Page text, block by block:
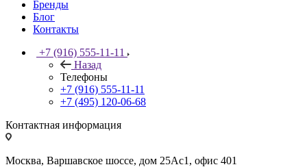
Бренды
Блог
Контакты
+7 (916) 555-11-11
Назад
Телефоны
+7 (916) 555-11-11
+7 (495) 120-06-68
Контактная информация
Москва, Варшавское шоссе, дом 25Аc1, офис 401